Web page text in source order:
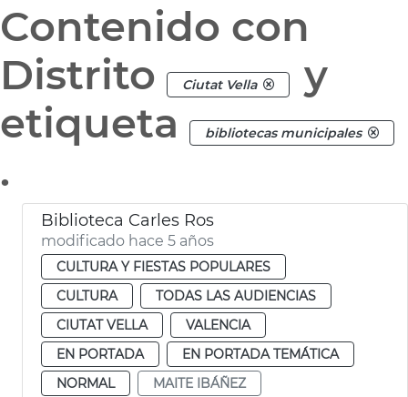
Contenido con
Distrito
Ciutat Vella
y
etiqueta
bibliotecas municipales
.
Biblioteca Carles Ros
modificado hace 5 años
CULTURA Y FIESTAS POPULARES
CULTURA
TODAS LAS AUDIENCIAS
CIUTAT VELLA
VALENCIA
EN PORTADA
EN PORTADA TEMÁTICA
NORMAL
MAITE IBÁÑEZ